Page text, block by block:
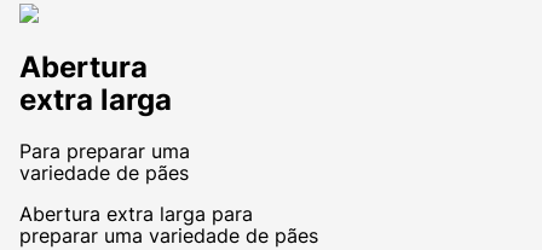
Abertura
extra larga
Para preparar uma
variedade de pães
Abertura extra larga para
preparar uma variedade de pães